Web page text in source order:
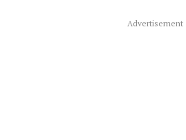
Advertisement